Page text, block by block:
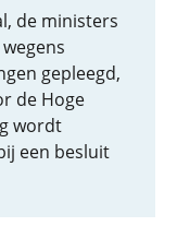
de ministers
gepleegd,
de Hoge
wordt
een besluit